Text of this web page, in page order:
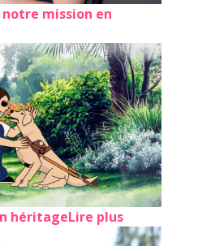
mission en
héritageLire plus